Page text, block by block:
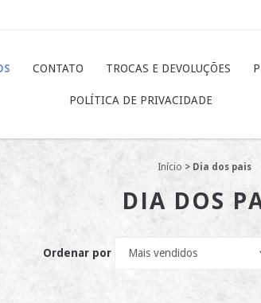
CONTATO TROCAS E DEVOLUÇÕES
POLÍTICA DE PRIVACIDADE
Início > Dia dos pais
DIA DOS
Ordenar por